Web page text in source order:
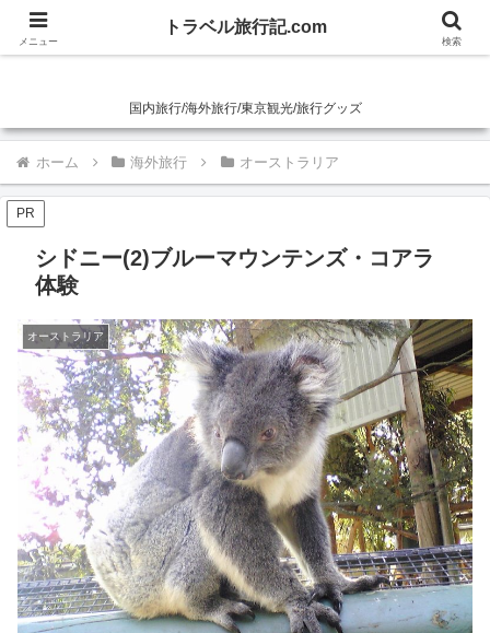
トラベル旅行記.com
国内旅行/海外旅行/東京観光/旅行グッズ
ホーム 海外旅行 オーストラリア
PR
シドニー(2)ブルーマウンテンズ・コアラ
体験
オーストラリア
メニュー
トラベル旅行記.com
検索